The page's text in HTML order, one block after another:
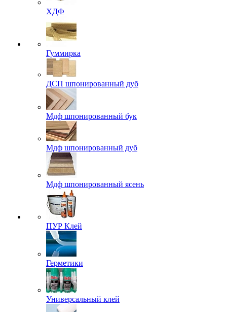
ХДФ
Гуммирка
ДСП шпонированный дуб
Мдф шпонированный бук
Мдф шпонированный дуб
Мдф шпонированный ясень
ПУР Клей
Герметики
Универсальный клей